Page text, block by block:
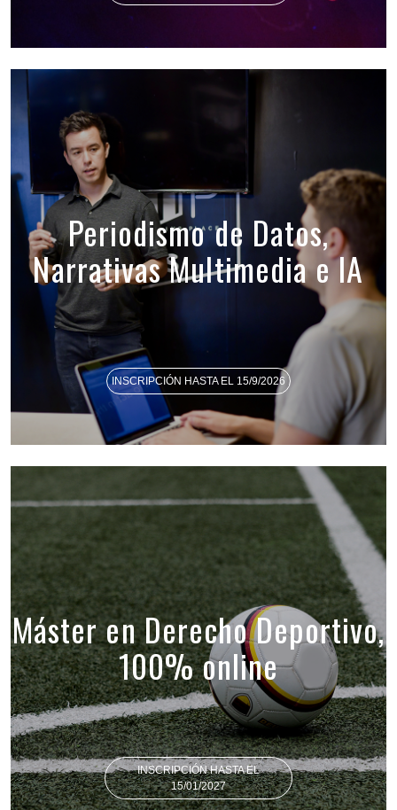
Periodismo de Datos,
Narrativas Multimedia e IA
INSCRIPCIÓN HASTA EL 15/9/2026
Máster en Derecho Deportivo,
100% online
INSCRIPCIÓN HASTA EL
15/01/2027